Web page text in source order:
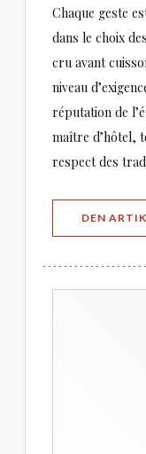
Chaque geste
dans le choix
cru avant
niveau
réputation de
maître d’hôtel,
respect des
DEN